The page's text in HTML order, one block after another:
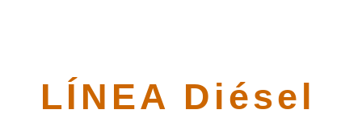
LÍNEA Diésel